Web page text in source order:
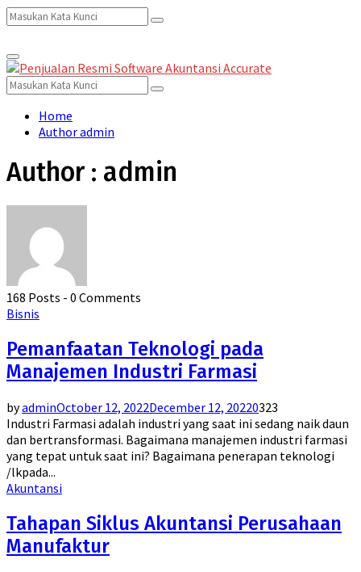
Search
for:
Search
Primary
Menu
Search
for:
Search
Home
Authoradmin
Author : admin
168 Posts - 0 Comments
Bisnis
Pemanfaatan Teknologi pada
Manajemen Industri Farmasi
byadminOctober 12, 2022December 12, 20220323
Industri Farmasi adalah industri yang saat ini sedang naik daun
dan bertransformasi. Bagaimana manajemen industri farmasi
yang tepat untuk saat ini? Bagaimana penerapan teknologi
/lkpada...
Akuntansi
Tahapan Siklus Akuntansi Perusahaan
Manufaktur